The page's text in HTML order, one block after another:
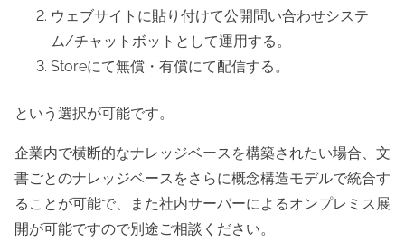
ウェブサイトに貼り付けて公開問い合わせシステ
ム/チャットボットとして運用する。
Storeにて無償・有償にて配信する。
という選択が可能です。
企業内で横断的なナレッジベースを構築されたい場合、文
書ごとのナレッジベースをさらに概念構造モデルで統合す
ることが可能で、また社内サーバーによるオンプレミス展
開が可能ですので別途ご相談ください。